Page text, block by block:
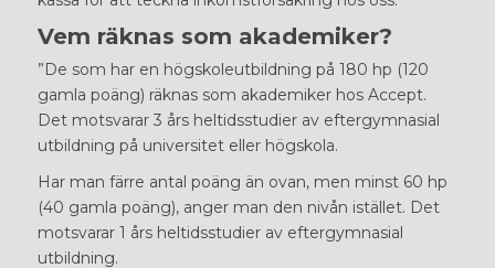
Vem räknas som akademiker?
”De som har en högskoleutbildning på 180 hp (120
gamla poäng) räknas som akademiker hos Accept.
Det motsvarar 3 års heltidsstudier av eftergymnasial
utbildning på universitet eller högskola.
Har man färre antal poäng än ovan, men minst 60 hp
(40 gamla poäng), anger man den nivån istället. Det
motsvarar 1 års heltidsstudier av eftergymnasial
utbildning.